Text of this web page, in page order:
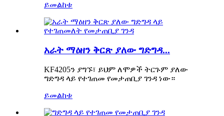
ይመልከቱ
አራት ማዕዘን ቅርጽ ያለው ግድግዳ...
KF4205ን ያግኙ፣ ይህም ለሞዎች ትርጉም ያለው
ግድግዳ ላይ የተገጠመ የመታጠቢያ ገንዳ ነው።
ይመልከቱ